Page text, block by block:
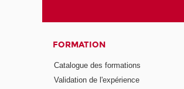
FORMATION
Catalogue des formations
Validation de l'expérience